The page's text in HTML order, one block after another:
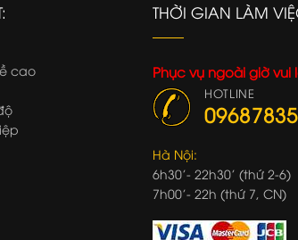
cao
THỜI GIAN LÀM
Phục vụ ngoài giờ vui
HOTLINE
Hà Nội:
6h30'- 22h30' (thứ 2-6)
7h00'- 22h (thứ 7, CN)